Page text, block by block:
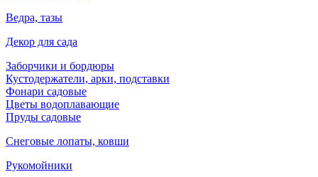
Ведра, тазы
Декор для сада
Заборчики и бордюры
Кустодержатели, арки, подставки
Фонари садовые
Цветы водоплавающие
Пруды садовые
Снеговые лопаты, ковши
Рукомойники